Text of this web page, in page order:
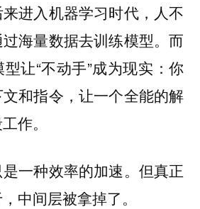
进入机器学习时代，人不
海量数据去训练模型。而
让“不动手”成为现实：你
和指令，让一个全能的解
作。
一种效率的加速。但真正
中间层被拿掉了。